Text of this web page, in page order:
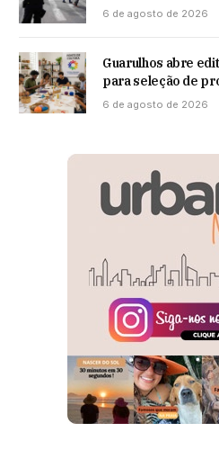
6 de agosto de 2026
Guarulhos abre
para seleção de
6 de agosto de 2026